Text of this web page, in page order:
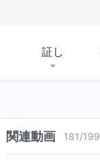
証し
関連動画 181/199
5:20